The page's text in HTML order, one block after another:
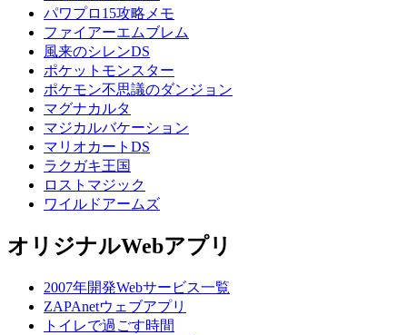
パワプロ15攻略メモ
ファイアーエムブレム
風来のシレンDS
ポケットモンスター
ポケモン不思議のダンジョン
マグナカルタ
マジカルバケーション
マリオカートDS
ラクガキ王国
ロストマジック
ワイルドアームズ
オリジナルWebアプリ
2007年開発Webサービス一覧
ZAPAnetウェブアプリ
トイレで過ごす時間